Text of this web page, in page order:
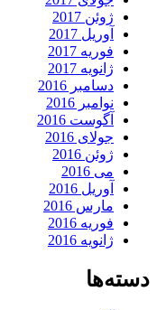
ژوئن 2017
آوریل 2017
فوریه 2017
ژانویه 2017
دسامبر 2016
نوامبر 2016
آگوست 2016
جولای 2016
ژوئن 2016
می 2016
آوریل 2016
مارس 2016
فوریه 2016
ژانویه 2016
دسته‌ها